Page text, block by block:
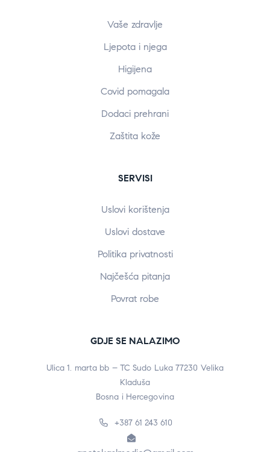
Vaše zdravlje
Ljepota i njega
Higijena
Covid pomagala
Dodaci prehrani
Zaštita kože
SERVISI
Uslovi korištenja
Uslovi dostave
Politika privatnosti
Najčešća pitanja
Povrat robe
GDJE SE NALAZIMO
Ulica 1. marta bb – TC Sudo Luka 77230 Velika
Kladuša
Bosna i Hercegovina
+387 61 243 610